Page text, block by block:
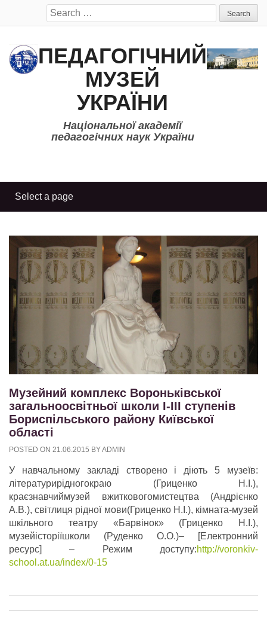
Search
for:
ПЕДАГОГІЧНИЙ
МУЗЕЙ
УКРАЇНИ
Національної академії
педагогічних наук України
Музейний комплекс Вороньківської
загальноосвітньої школи І-ІІІ ступенів
Бориспільського району Київської
області
POSTED ON 21.06.2015 BYADMIN
У навчальному закладі створено і діють 5 музеїв:
літературирідногокраю (Гриценко Н.І.),
краєзнавчиймузей вжитковогомистецтва (Андрієнко
А.В.), світлиця рідної мови(Гриценко Н.І.), кімната-музей
шкільного театру «Барвінок» (Гриценко Н.І.),
музейісторіїшколи (Руденко О.О.)– [Електронний
ресурс] – Режим доступу:http://voronkiv-
school.at.ua/index/0-15